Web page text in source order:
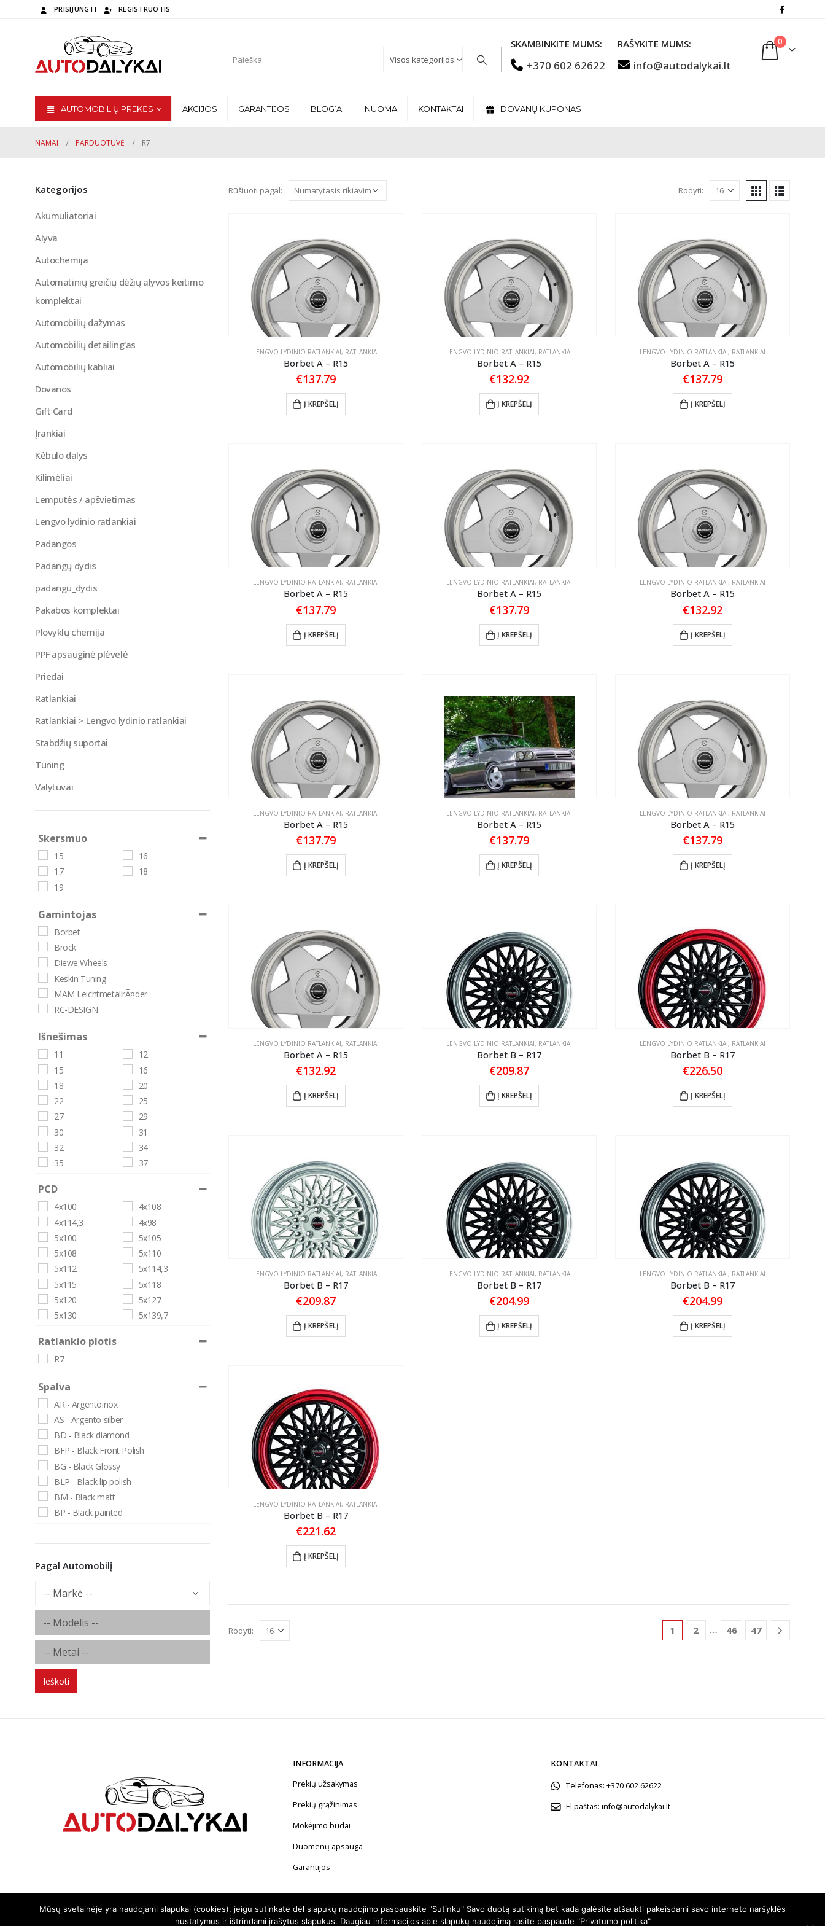
PRISIJUNGTI REGISTRUOTIS
Visos kategorijos
SKAMBINKITE MUMS:
+370 602 62622
RAŠYKITE MUMS:
info@autodalykai.lt
0
AUTOMOBILIŲ PREKĖS AKCIJOS GARANTIJOS BLOG’AI NUOMA KONTAKTAI DOVANŲ KUPONAS
NAMAI PARDUOTUVĖ R7
Rūšiuoti pagal: Rodyti:
LENGVO LYDINIO RATLANKIAI, RATLANKIAI
Borbet A – R15
€137.79
Į KREPŠELĮ
LENGVO LYDINIO RATLANKIAI, RATLANKIAI
Borbet A – R15
€132.92
Į KREPŠELĮ
LENGVO LYDINIO RATLANKIAI, RATLANKIAI
Borbet A – R15
€137.79
Į KREPŠELĮ
LENGVO LYDINIO RATLANKIAI, RATLANKIAI
Borbet A – R15
€137.79
Į KREPŠELĮ
LENGVO LYDINIO RATLANKIAI, RATLANKIAI
Borbet A – R15
€137.79
Į KREPŠELĮ
LENGVO LYDINIO RATLANKIAI, RATLANKIAI
Borbet A – R15
€132.92
Į KREPŠELĮ
LENGVO LYDINIO RATLANKIAI, RATLANKIAI
Borbet A – R15
€137.79
Į KREPŠELĮ
LENGVO LYDINIO RATLANKIAI, RATLANKIAI
Borbet A – R15
€137.79
Į KREPŠELĮ
LENGVO LYDINIO RATLANKIAI, RATLANKIAI
Borbet A – R15
€137.79
Į KREPŠELĮ
LENGVO LYDINIO RATLANKIAI, RATLANKIAI
Borbet A – R15
€132.92
Į KREPŠELĮ
LENGVO LYDINIO RATLANKIAI, RATLANKIAI
Borbet B – R17
€209.87
Į KREPŠELĮ
LENGVO LYDINIO RATLANKIAI, RATLANKIAI
Borbet B – R17
€226.50
Į KREPŠELĮ
LENGVO LYDINIO RATLANKIAI, RATLANKIAI
Borbet B – R17
€209.87
Į KREPŠELĮ
LENGVO LYDINIO RATLANKIAI, RATLANKIAI
Borbet B – R17
€204.99
Į KREPŠELĮ
LENGVO LYDINIO RATLANKIAI, RATLANKIAI
Borbet B – R17
€204.99
Į KREPŠELĮ
LENGVO LYDINIO RATLANKIAI, RATLANKIAI
Borbet B – R17
€221.62
Į KREPŠELĮ
Rodyti: 1 2 … 46 47
Kategorijos
Akumuliatoriai
Alyva
Autochemija
Automatinių greičių dėžių alyvos keitimo
komplektai
Automobilių dažymas
Automobilių detailing'as
Automobilių kabliai
Dovanos
Gift Card
Įrankiai
Kėbulo dalys
Kilimėliai
Lemputės / apšvietimas
Lengvo lydinio ratlankiai
Padangos
Padangų dydis
padangu_dydis
Pakabos komplektai
Plovyklų chemija
PPF apsauginė plėvelė
Priedai
Ratlankiai
Ratlankiai > Lengvo lydinio ratlankiai
Stabdžių suportai
Tuning
Valytuvai
Skersmuo
15
16
17
18
19
Gamintojas
Borbet
Brock
Diewe Wheels
Keskin Tuning
MAM LeichtmetallrÃ¤der
RC-DESIGN
Išnešimas
11
12
15
16
18
20
22
25
27
29
30
31
32
34
35
37
40
42
43
44
45
46
47
47.5
48
48.5
49
5
50
51
52
54
55
PCD
4x100
4x108
4x114,3
4x98
5x100
5x105
5x108
5x110
5x112
5x114,3
5x115
5x118
5x120
5x127
5x130
5x139,7
6x127
Ratlankio plotis
R7
Spalva
AR - Argentoinox
AS - Argento silber
BD - Black diamond
BFP - Black Front Polish
BG - Black Glossy
BLP - Black lip polish
BM - Black matt
BP - Black painted
BRP - black rim polished
BS - brilliant silver
CS - Crystal silver
CSS - Srebrne - Chromowane
DGM - dark grey matt
FGVP - Ferric Grey Voll-Poliert (FGVP)
GRP - gold rim polished
HGM - Himalaya Grey Matt (HGM)
MBLP - Matt black lip polish
MBP - Matt black painted
MG - Matt grey
MGG - metal grey glossy
PLN - Platininox
Pagal Automobilį
Ieškoti
INFORMACIJA
Prekių užsakymas
Prekių grąžinimas
Mokėjimo būdai
Duomenų apsauga
Garantijos
KONTAKTAI
Telefonas: +370 602 62622
El.paštas: info@autodalykai.lt
Mūsų svetainėje yra naudojami slapukai (cookies), jeigu sutinkate dėl slapukų naudojimo paspauskite "Sutinku" Savo duotą sutikimą bet kada galėsite atšaukti pakeisdami savo interneto naršyklės
nustatymus ir ištrindami įrašytus slapukus. Daugiau informacijos apie slapukų naudojimą rasite paspaude "Privatumo politika"